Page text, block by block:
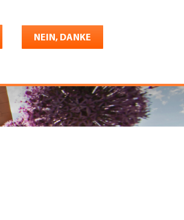
NEIN, DANKE
Konto Deutsch